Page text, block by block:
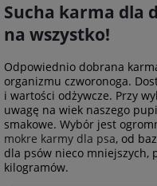
Sucha karma dla
na wszystko!
Odpowiednio dobrana
organizmu czworonoga.
i wartości odżywcze. Przy
uwagę na wiek naszego
smakowe. Wybór jest
mokre karmy dla psa, od
dla psów nieco mniejszych,
kilogramów.